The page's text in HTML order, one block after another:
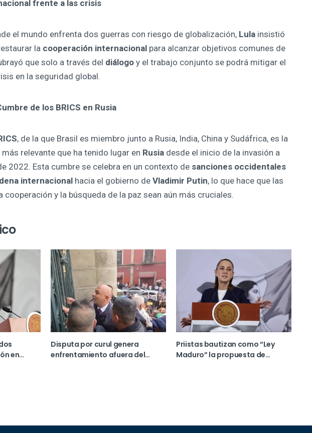
frente a las crisis
el mundo enfrenta dos guerras con riesgo de globalización, Lula insistió
la cooperación internacional para alcanzar objetivos comunes de
que solo a través del diálogo y el trabajo conjunto se podrá mitigar el
en la seguridad global.
de los BRICS en Rusia
, de la que Brasil es miembro junto a Rusia, India, China y Sudáfrica, es la
relevante que ha tenido lugar en Rusia desde el inicio de la invasión a
2022. Esta cumbre se celebra en un contexto de sanciones occidentales
internacional hacia el gobierno de Vladimir Putin, lo que hace que las
cooperación y la búsqueda de la paz sean aún más cruciales.
en
Disputa por curul genera
enfrentamiento afuera del
Priistas bautizan como “Ley
Maduro” la propuesta de